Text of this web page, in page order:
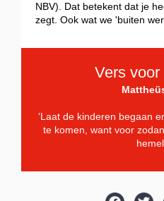
NBV). Dat betekent dat je
zegt. Ook wat we 'buiten
Vers voor
‘Laat de kinderen begaan
te komen, want voor